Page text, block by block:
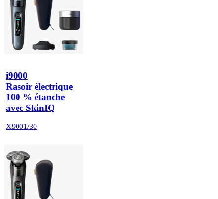
i9000
Rasoir électrique
100 % étanche
avec SkinIQ
X9001/30